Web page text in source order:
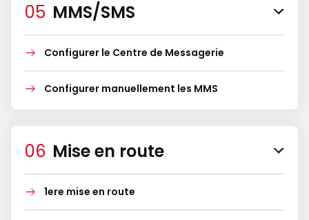
MMS/SMS
Configurer le Centre de Messagerie
Configurer manuellement les MMS
Mise en route
1ere mise en route